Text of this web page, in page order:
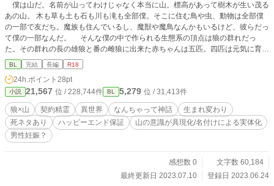
る、異世界召喚の衝撃の真実とは――――。 訳あり一途ド執
着攻め×努力家一途童顔受けが様々な問題を乗り越え2人で幸
せを掴むお話。 ※複数攻めですが総受けではありません。 ※
複数攻めのうち確定で一人死にます。死ネタが苦手な方はご
注意ください。 ※最後は必ずハッピーエンドです。 ※異世界
系初挑戦です。この世界はそういうものなんだと温かい目で
僕は山だ。名前が山ってわけじゃなく本当に山。標高があって樹木が生い茂る
あの山。 木も草も土も石も川も滝も全部僕。そこに住む鳥や虫、動物は全部僕
の一部で友だち。魔族も住んでいるし、魔獣や魔鳥なんかもいるけど、彼らだっ
て僕の一部なんだ。 そんな僕の中で作られる生態系の頂点は狼の群れだっ
た。その群れの長の雄狼と番の雌狼に出来た赤ちゃんは五匹。四匹は元気に育っ
ていったけど、一匹は弱い個体で親にも見捨てられていて・・・ けど僕は、そ
の弱い個体である雄狼の子を放っておく事は出来なかった。僕は意識を具現化
し、人型となってその子を助ける。 その後、僕には「サン」と、狼の子には
「ラウ」と、お互いに名前を付け合った事により、僕はサンとして完全に人型の
男の子に実体化したんだ。 僕(サン)はラウと仲良く暮らしていたが、ある日山に
ワイバーンの群れが降り立ち、狼の群れは絶滅してしまう・・・ ーーーーーー
ーーー ☆「山狼族の長はツンデレ黒猫を掌中に収める」の舞台、山が主役で
す。山の意識が人型に実体化しています！ スピンオフ作品ですが、ほぼ独立し
が創生した異世界物語のなんちゃって神話的な意味合いの物語です(神話っぽく
はない)。一応、前世でラノベ作家となったアスラが絵本の原作として書いたお
話があり、その異世界での現実という裏設定。 ☆ルコが書く物語では珍しく、
BL 完結 長編 R18
24h.ポイント 28pt
小説 21,567 位 / 228,744件 BL 5,279 位 / 31,413件
狼×山 契約精霊 異世界 なんちゃって神話
生まれ変わり
死ネタあり
ハッピーエンド保証
山の意識が具現化/名付けによる実体化
男性妊娠？
感想数 0
文字数 60,184
最終更新日 2023.07.10
登録日 2023.06.24